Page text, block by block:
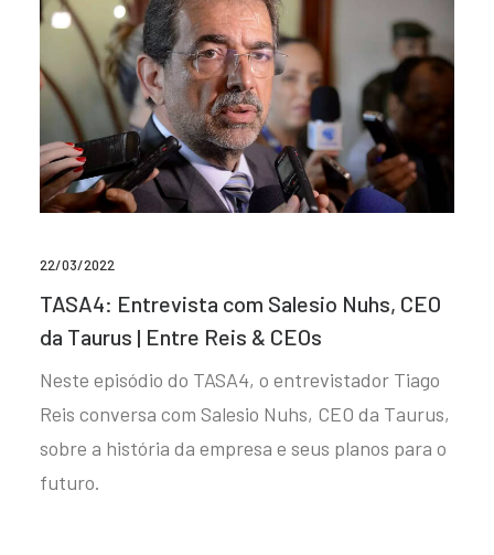
22/03/2022
TASA4: Entrevista com Salesio Nuhs, CEO
da Taurus | Entre Reis & CEOs
Neste episódio do TASA4, o entrevistador Tiago
Reis conversa com Salesio Nuhs, CEO da Taurus,
sobre a história da empresa e seus planos para o
futuro.